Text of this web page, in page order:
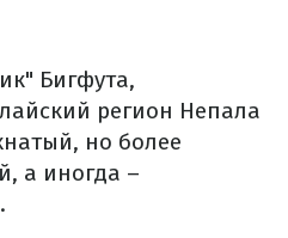
Бигфута,
регион Непала
но более
а иногда –